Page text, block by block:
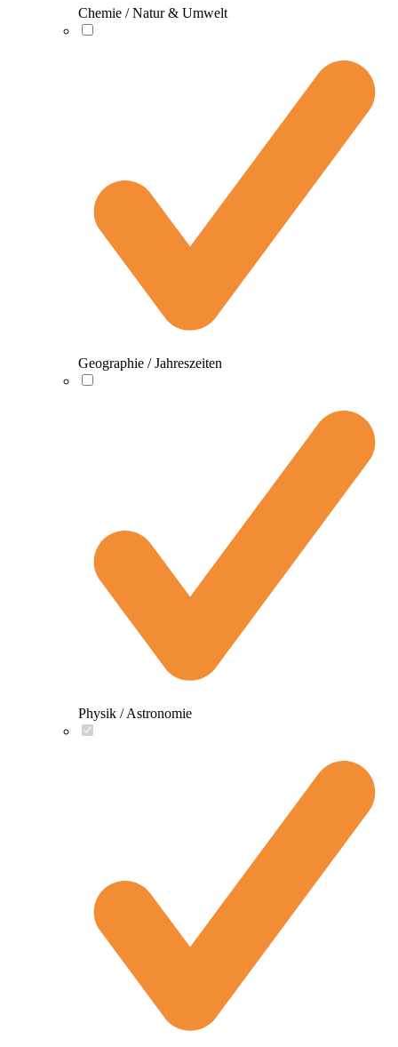
Chemie / Natur & Umwelt
Geographie / Jahreszeiten
Physik / Astronomie